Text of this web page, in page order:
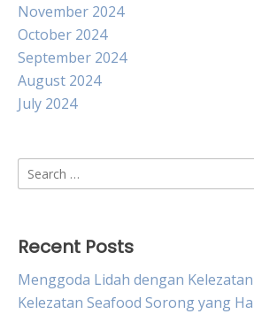
November 2024
October 2024
September 2024
August 2024
July 2024
Search
for:
Recent Posts
Menggoda Lidah dengan
Kelezatan Seafood Sorong yang